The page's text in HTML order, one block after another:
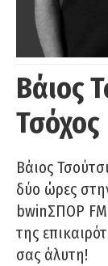
Βάιος
Τσόχος
Βάιος
δύο ώρες
bwinΣΠΟΡ
της
σας άλυτη!